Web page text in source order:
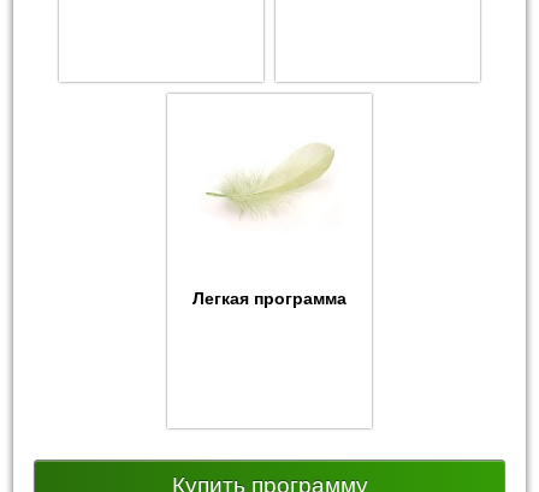
Легкая программа
Купить программу